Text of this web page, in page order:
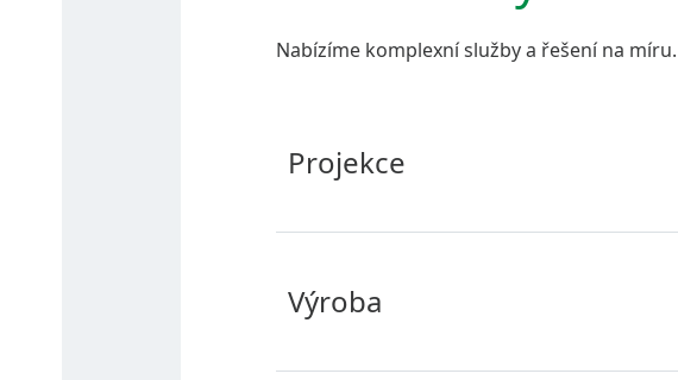
Retrofit VZT
Nabízíme komplexní služby a řešení na míru.
Projekce
Výroba